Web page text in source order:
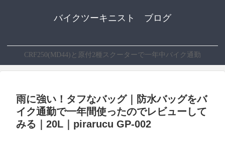
バイクツーキニスト ブログ
CRF250(MD44)と原付2種スクーターで一年中バイク通勤
雨に強い！タフなバッグ｜防水バッグをバ
イク通勤で一年間使ったのでレビューして
みる｜20L｜pirarucu GP-002